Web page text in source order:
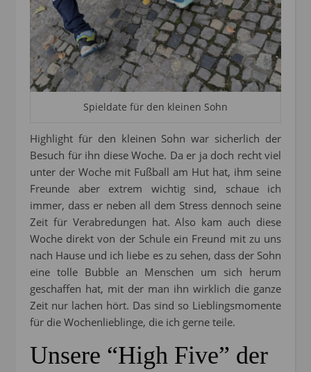
Spieldate für den kleinen Sohn
Highlight für den kleinen Sohn war sicherlich der
Besuch für ihn diese Woche. Da er ja doch recht viel
unter der Woche mit Fußball am Hut hat, ihm seine
Freunde aber extrem wichtig sind, schaue ich
immer, dass er neben all dem Stress dennoch seine
Zeit für Verabredungen hat. Also kam auch diese
Woche direkt von der Schule ein Freund mit zu uns
nach Hause und ich liebe es zu sehen, dass der Sohn
eine tolle Bubble an Menschen um sich herum
geschaffen hat, mit der man ihn wirklich die ganze
Zeit nur lachen hört. Das sind so Lieblingsmomente
für die Wochenlieblinge, die ich gerne teile.
Unsere “High Five” der